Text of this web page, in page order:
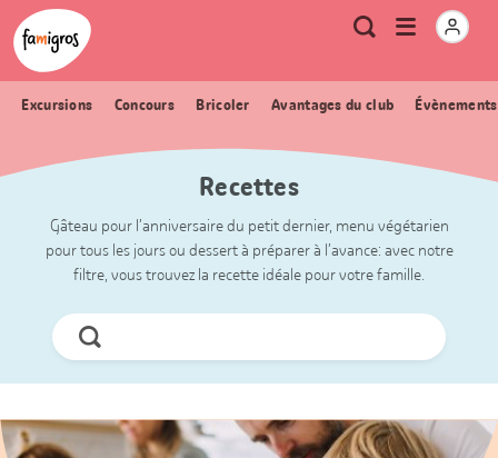
Signets
de
navigation
Header
Logo Métanavigation
RechercheOuvrir
Excursions Concours Bricoler Avantages du club
Recettes
Gâteau pour l’anniversaire du petit dernier, menu végétarien
pour tous les jours ou dessert à préparer à l’avance: avec notre
filtre, vous trouvez la recette idéale pour votre famille.
Chercher